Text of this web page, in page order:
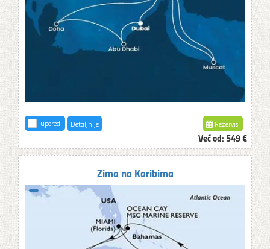
uporedi Detaljnije Rezerviši
Već od: 549 €
Zima na Karibima